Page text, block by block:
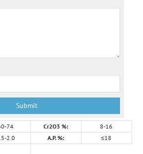
74 Cr2O3 %:
8-16
2.0 A.P. %:
≤18